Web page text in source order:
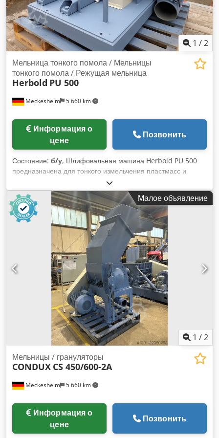
1 /2
Meckesheim 5 660 km
Мельница тонкого помола / Мельницы
тонкого помола / Режущая мельница
Herbold PU 500
цене
Позвонить
Состояние: б/у, Шлифовальная машина Herbold PU 500
предназначена для тонкого измельчения пластмасс и
мягких и средне-твердых материалов. Csdpfx Adezmc Tqs
Seha Мощность привода 55 кВт Диаметр шлифовального
диска 500 мм Производительность около 200-800 кг/ч в
зависимости от материала и тонкости измельчения
Малое объявление
1 /2
Meckesheim 5 660 km
Мельницы / грануляторы
CONDUX CS 450/600-2A
цене
Позвонить